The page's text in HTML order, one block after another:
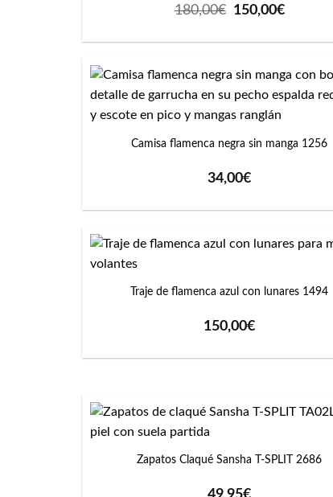
180,00€ El
original
180,00€.
150,00€El
actual
150,00€.
Camisa flamenca negra sin manga 1256
34,00€
Traje de flamenca azul con lunares 1494
150,00€
+
Zapatos Claqué Sansha T-SPLIT 2686